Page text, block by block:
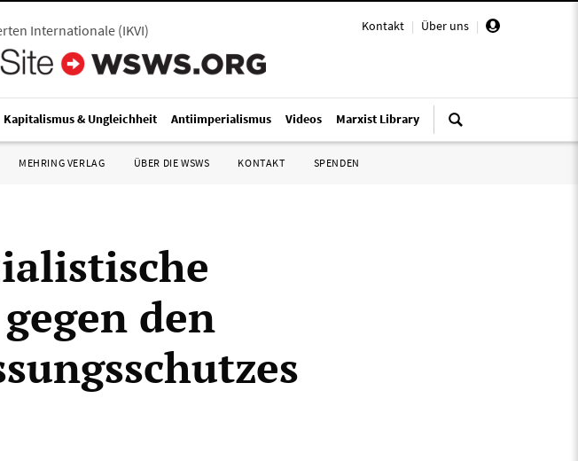
Kontakt | Über uns |
Internationale(IKVI)
Kapitalismus & Ungleichheit Antiimperialismus Videos Marxist Library
MEHRING VERLAG ÜBER DIE WSWS KONTAKT SPENDEN
den